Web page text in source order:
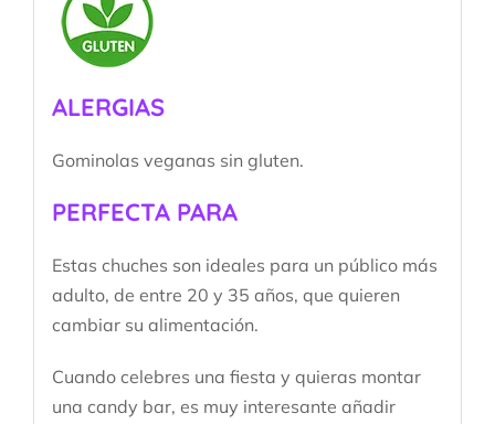
ALERGIAS
Gominolas veganas sin gluten.
PERFECTA PARA
Estas chuches son ideales para un público más
adulto, de entre 20 y 35 años, que quieren
cambiar su alimentación.
Cuando celebres una fiesta y quieras montar
una candy bar, es muy interesante añadir